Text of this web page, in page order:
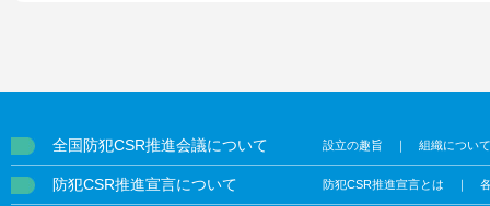
全国防犯CSR推進会議について 設立の趣旨 ｜ 組織について
防犯CSR推進宣言について 防犯CSR推進宣言とは ｜